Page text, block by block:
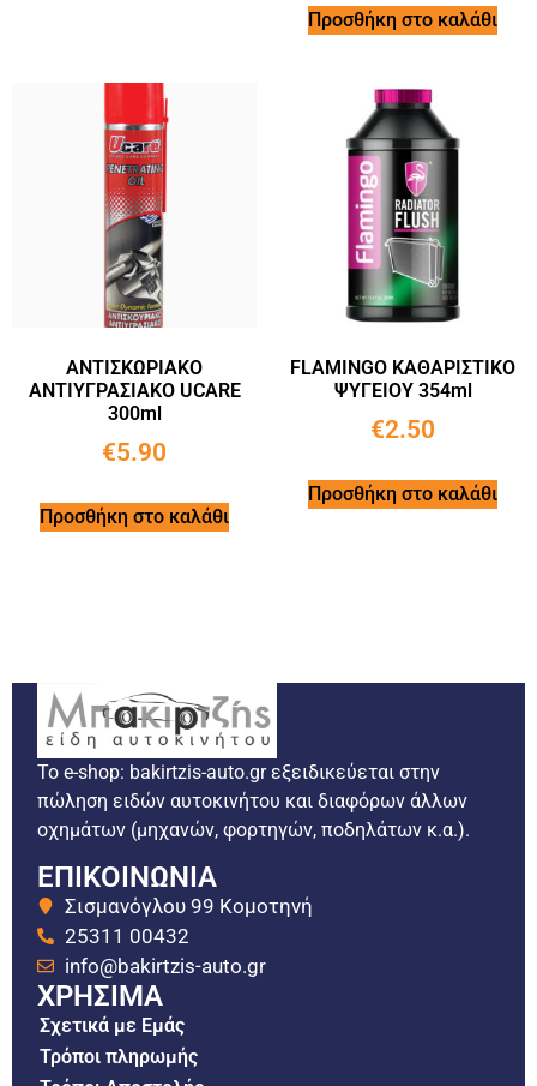
Προσθήκη στο καλάθι
ΑΝΤΙΣΚΩΡΙΑΚΟ
ΑΝΤΙΥΓΡΑΣΙΑΚΟ UCARE
300ml
€5.90
Προσθήκη στο καλάθι
FLAMINGO ΚΑΘΑΡΙΣΤΙΚΟ
ΨΥΓΕΙΟΥ 354ml
€2.50
Προσθήκη στο καλάθι
Το e-shop: bakirtzis-auto.gr εξειδικεύεται στην
πώληση ειδών αυτοκινήτου και διαφόρων άλλων
οχημάτων (μηχανών, φορτηγών, ποδηλάτων κ.α.).
ΕΠΙΚΟΙΝΩΝΙΑ
Σισμανόγλου 99 Κομοτηνή
25311 00432
info@bakirtzis-auto.gr
ΧΡΗΣΙΜΑ
Σχετικά με Εμάς
Τρόποι πληρωμής